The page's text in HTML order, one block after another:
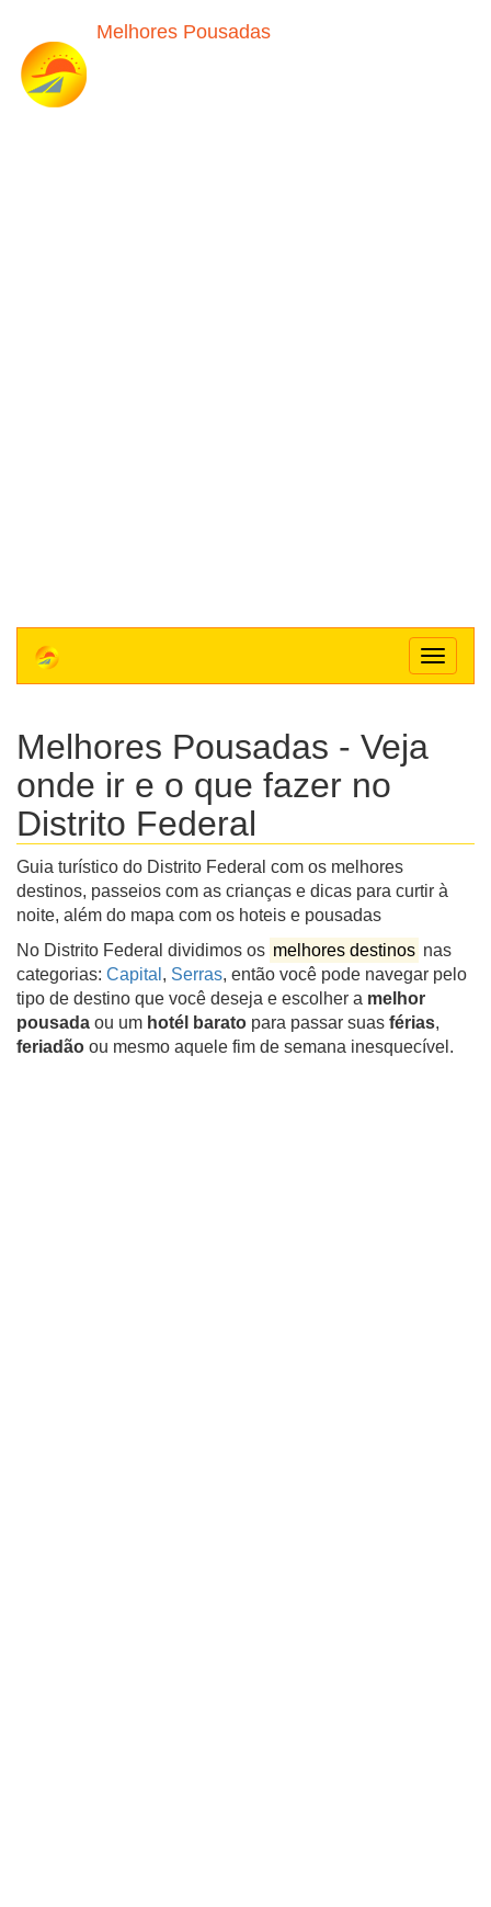
Melhores Pousadas
Toggle
Melhores Pousadas - Veja
onde ir e o que fazer no
Distrito Federal
Guia turístico do Distrito Federal com os melhores
destinos, passeios com as crianças e dicas para curtir à
noite, além do mapa com os hoteis e pousadas
No Distrito Federal dividimos os melhores destinos nas
categorias: Capital , Serras, então você pode navegar pelo
tipo de destino que você deseja e escolher a melhor
pousada ou um hotél barato para passar suas férias,
feriadão ou mesmo aquele fim de semana inesquecível.